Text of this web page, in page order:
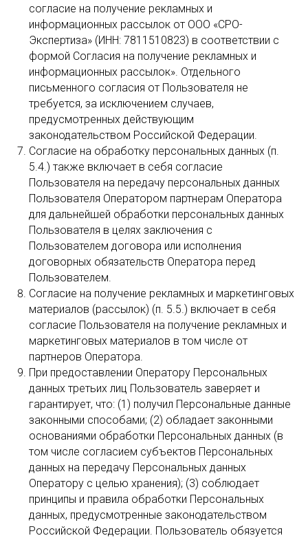
согласие на получение рекламных и
информационных рассылок от ООО «СРО-
Экспертиза» (ИНН: 7811510823) в соответствии с
формой Согласия на получение рекламных и
информационных рассылок». Отдельного
письменного согласия от Пользователя не
требуется, за исключением случаев,
предусмотренных действующим
законодательством Российской Федерации.
Согласие на обработку персональных данных (п.
5.4.) также включает в себя согласие
Пользователя на передачу персональных данных
Пользователя Оператором партнерам Оператора
для дальнейшей обработки персональных данных
Пользователя в целях заключения с
Пользователем договора или исполнения
договорных обязательств Оператора перед
Пользователем.
Согласие на получение рекламных и маркетинговых
материалов (рассылок) (п. 5.5.) включает в себя
согласие Пользователя на получение рекламных и
маркетинговых материалов в том числе от
партнеров Оператора.
При предоставлении Оператору Персональных
данных третьих лиц Пользователь заверяет и
гарантирует, что: (1) получил Персональные данные
законными способами; (2) обладает законными
основаниями обработки Персональных данных (в
том числе согласием субъектов Персональных
данных на передачу Персональных данных
Оператору с целью хранения); (3) соблюдает
принципы и правила обработки Персональных
данных, предусмотренные законодательством
Российской Федерации. Пользователь обязуется